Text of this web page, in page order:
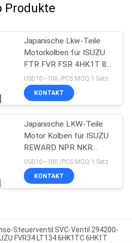
Produkte
Japanische Lkw-Teile
Motorkolben für ISUZU
FTR FVR FSR 4HK1T 8-
98215307-0
USD10~100 /PCS MOQ:1 Satz
KONTAKT
Japanische LKW-Teile
Motor Kolben für ISUZU
REWARD NPR NKR
4BD1 4BD1T OEM 5-
12111242-0
USD10~100 /PCS MOQ:1 Satz
KONTAKT
Steuerventil SVC-Ventil 294200-
FVR34 LT134 6HK1TC 6HK1T